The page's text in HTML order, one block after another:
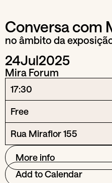
Conversa com
no âmbito da
24Jul2025
Mira Forum
17:30
Free
Rua Miraflor 155
More info
Add to Calendar